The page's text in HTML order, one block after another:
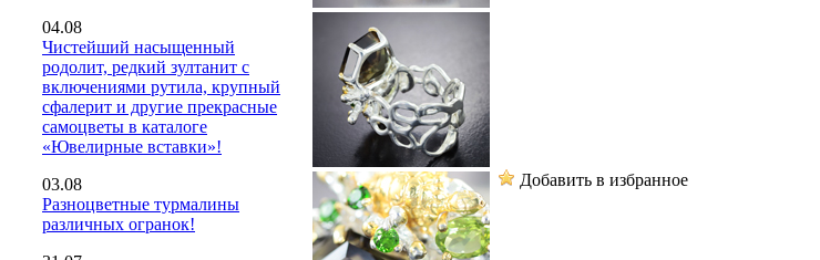
04.08
Чистейший насыщенный
родолит, редкий зултанит с
включениями рутила, крупный
сфалерит и другие прекрасные
самоцветы в каталоге
«Ювелирные вставки»!
03.08
Разноцветные турмалины
различных огранок!
Добавить в избранное